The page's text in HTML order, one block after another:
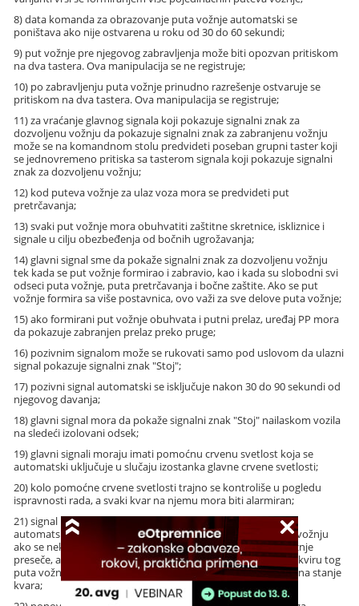
8) data komanda za obrazovanje puta vožnje automatski se
poništava ako nije ostvarena u roku od 30 do 60 sekundi;
9) put vožnje pre njegovog zabravljenja može biti opozvan pritiskom
na dva tastera. Ova manipulacija se ne registruje;
10) po zabravljenju puta vožnje prinudno razrešenje ostvaruje se
pritiskom na dva tastera. Ova manipulacija se registruje;
11) za vraćanje glavnog signala koji pokazuje signalni znak za
dozvoljenu vožnju da pokazuje signalni znak za zabranjenu vožnju
može se na komandnom stolu predvideti poseban grupni taster koji
se jednovremeno pritiska sa tasterom signala koji pokazuje signalni
znak za dozvoljenu vožnju;
12) kod puteva vožnje za ulaz voza mora se predvideti put
pretrčavanja;
13) svaki put vožnje mora obuhvatiti zaštitne skretnice, iskliznice i
signale u cilju obezbeđenja od bočnih ugrožavanja;
14) glavni signal sme da pokaže signalni znak za dozvoljenu vožnju
tek kada se put vožnje formirao i zabravio, kao i kada su slobodni svi
odseci puta vožnje, puta pretrčavanja i bočne zaštite. Ako se put
vožnje formira sa više postavnica, ovo važi za sve delove puta vožnje;
15) ako formirani put vožnje obuhvata i putni prelaz, uređaj PP mora
da pokazuje zabranjen prelaz preko pruge;
16) pozivnim signalom može se rukovati samo pod uslovom da ulazni
signal pokazuje signalni znak "Stoj";
17) pozivni signal automatski se isključuje nakon 30 do 90 sekundi od
njegovog davanja;
18) glavni signal mora da pokaže signalni znak "Stoj" nailaskom vozila
na sledeći izolovani odsek;
19) glavni signali moraju imati pomoćnu crvenu svetlost koja se
automatski uključuje u slučaju izostanka glavne crvene svetlosti;
20) kolo pomoćne crvene svetlosti trajno se kontroliše u pogledu
ispravnosti rada, a svaki kvar na njemu mora biti alarmiran;
21) signal koji pokazuje signalni znak za dozvoljenu vožnju
automatski prelazi da pokazuje signalni znak za zabranjenu vožnju
ako se neka skretnica koja se nalazi u bočnoj zaštiti puta vožnje
preseče, ako napusti pravilan položaj, ako neka kontrola u okviru tog
puta vožnje otkaže, ako uređaj PP u tom putu vožnje pređe na stanje
kvara;